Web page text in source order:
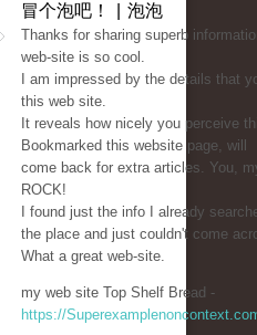
冒个泡吧！ | 泡泡
Thanks for sharing superb
web-site is so cool.
I am impressed by the details that
this web site.
It reveals how nicely you perceive
Bookmarked this website page, will
come back for extra articles. You,
ROCK!
I found just the info I already
the place and just couldn't come
What a great web-site.
my web site Top Shelf Bread -
https://